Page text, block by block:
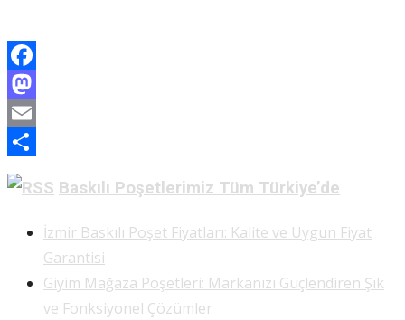
Facebook
Mastodon
Email
Share
Baskılı Poşetlerimiz Tüm Türkiye’de
İzmir Baskılı Poşet Fiyatları: Kalite ve Uygun Fiyat
Garantisi
Giyim Mağaza Poşetleri: Markanızı Güçlendiren Şık
ve Fonksiyonel Çözümler